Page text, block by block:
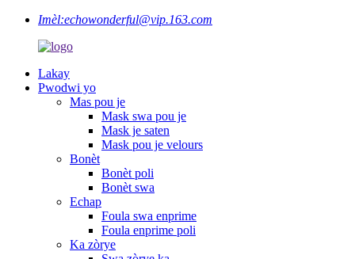
Imèl:echowonderful@vip.163.com
Lakay
Pwodwi yo
Mas pou je
Mask swa pou je
Mask je saten
Mask pou je velours
Bonèt
Bonèt poli
Bonèt swa
Echap
Foula swa enprime
Foula enprime poli
Ka zòrye